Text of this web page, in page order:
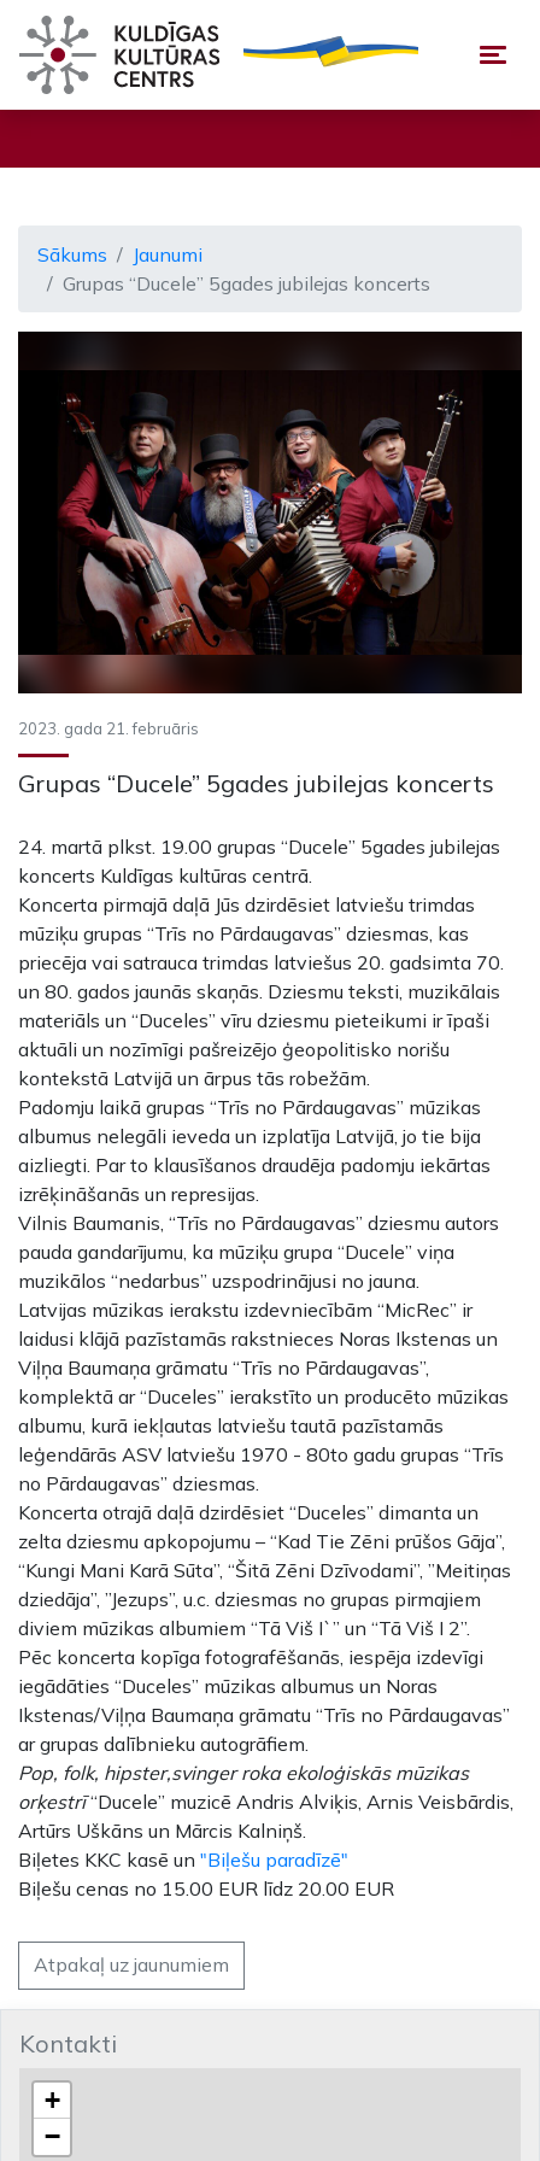
Sākums
Jaunumi
Grupas “Ducele” 5gades jubilejas koncerts
2023. gada 21. februāris
Grupas “Ducele” 5gades jubilejas koncerts
24. martā plkst. 19.00 grupas “Ducele” 5gades jubilejas
koncerts Kuldīgas kultūras centrā.
Koncerta pirmajā daļā Jūs dzirdēsiet latviešu trimdas
mūziķu grupas “Trīs no Pārdaugavas” dziesmas, kas
priecēja vai satrauca trimdas latviešus 20. gadsimta 70.
un 80. gados jaunās skaņās. Dziesmu teksti, muzikālais
materiāls un “Duceles” vīru dziesmu pieteikumi ir īpaši
aktuāli un nozīmīgi pašreizējo ģeopolitisko norišu
kontekstā Latvijā un ārpus tās robežām.
Padomju laikā grupas “Trīs no Pārdaugavas” mūzikas
albumus nelegāli ieveda un izplatīja Latvijā, jo tie bija
aizliegti. Par to klausīšanos draudēja padomju iekārtas
izrēķināšanās un represijas.
Vilnis Baumanis, “Trīs no Pārdaugavas” dziesmu autors
pauda gandarījumu, ka mūziķu grupa “Ducele” viņa
muzikālos “nedarbus” uzspodrinājusi no jauna.
Latvijas mūzikas ierakstu izdevniecībām “MicRec” ir
laidusi klājā pazīstamās rakstnieces Noras Ikstenas un
Viļņa Baumaņa grāmatu “Trīs no Pārdaugavas”,
komplektā ar “Duceles” ierakstīto un producēto mūzikas
albumu, kurā iekļautas latviešu tautā pazīstamās
leģendārās ASV latviešu 1970 - 80to gadu grupas “Trīs
no Pārdaugavas” dziesmas.
Koncerta otrajā daļā dzirdēsiet “Duceles” dimanta un
zelta dziesmu apkopojumu – “Kad Tie Zēni prūšos Gāja”,
“Kungi Mani Karā Sūta”, “Šitā Zēni Dzīvodami”, ”Meitiņas
dziedāja”, ”Jezups”, u.c. dziesmas no grupas pirmajiem
diviem mūzikas albumiem “Tā Viš I`” un “Tā Viš I 2”.
Pēc koncerta kopīga fotografēšanās, iespēja izdevīgi
iegādāties “Duceles” mūzikas albumus un Noras
Ikstenas/Viļņa Baumaņa grāmatu “Trīs no Pārdaugavas”
ar grupas dalībnieku autogrāfiem.
Pop, folk, hipster,svinger roka ekoloģiskās mūzikas
orķestrī“Ducele” muzicē Andris Alviķis, Arnis Veisbārdis,
Artūrs Uškāns un Mārcis Kalniņš.
Biļetes KKC kasē un "Biļešu paradīzē"
Biļešu cenas no 15.00 EUR līdz 20.00 EUR
Atpakaļ uz jaunumiem
Kontakti
+
−